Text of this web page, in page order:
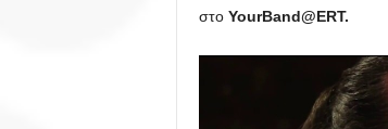
στο YourBand@ERT.